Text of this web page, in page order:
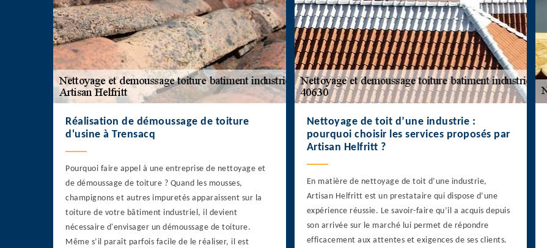
Réalisation de démoussage de toiture
d'usine à Trensacq
Pourquoi faire appel à une entreprise de nettoyage et
de démoussage de toiture ? Quand les mousses,
champignons et autres impuretés apparaissent sur la
toiture de votre bâtiment industriel, il devient
nécessaire d'envisager un démoussage de toiture.
Même s’il paraît parfois facile de le réaliser, il est
Nettoyage de toit d’une industrie :
pourquoi choisir les services proposés par
Artisan Helfritt ?
En matière de nettoyage de toit d’une industrie,
Artisan Helfritt est un prestataire qui dispose d’une
expérience réussie. Le savoir-faire qu’il a acquis depuis
son arrivée sur le marché lui permet de répondre
efficacement aux attentes et exigences de ses clients.